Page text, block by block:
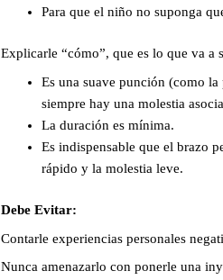
Para que el niño no suponga
Explicarle “cómo”, que es lo que va a
Es una suave punción (como
siempre hay una molestia
La duración es mínima.
Es indispensable que el brazo
rápido y la molestia leve.
Debe Evitar:
Contarle experiencias personales
Nunca amenazarlo con ponerle una